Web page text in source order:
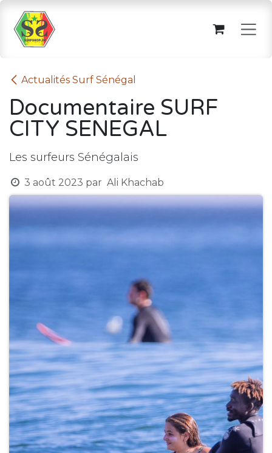
Actualités Surf Sénégal
Documentaire SURF
CITY SENEGAL
Les surfeurs Sénégalais
3 août 2023 par Ali Khachab